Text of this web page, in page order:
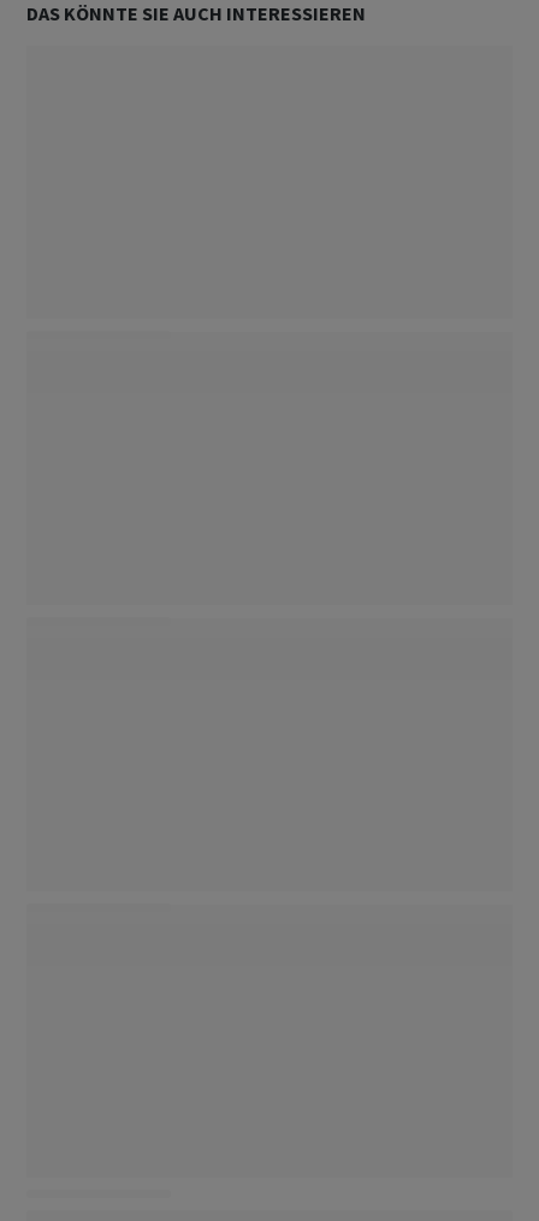
DAS KÖNNTE SIE AUCH INTERESSIEREN